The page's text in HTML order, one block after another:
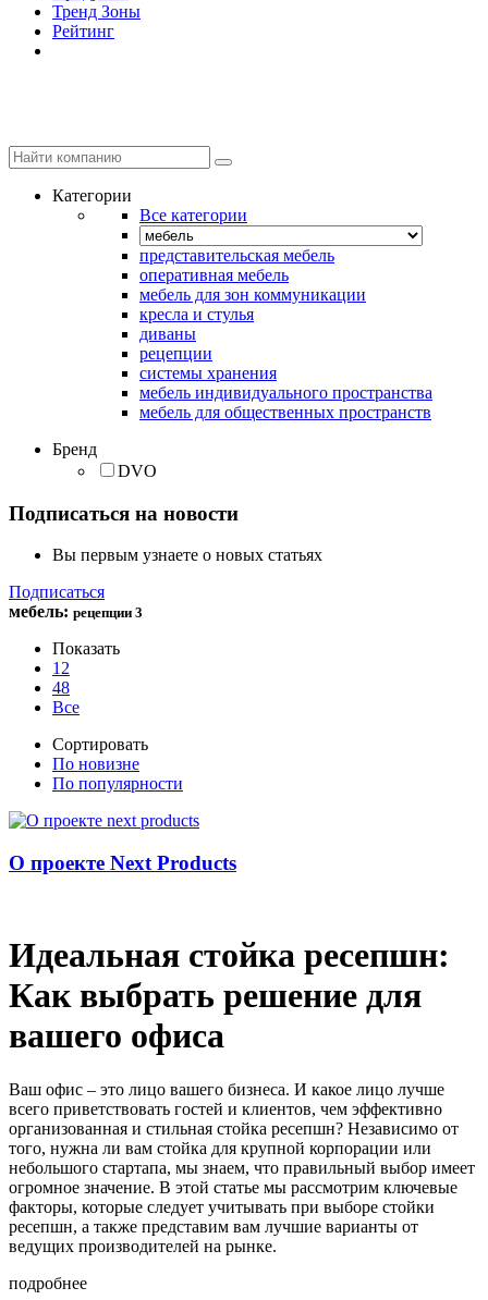
Тренд Зоны
Рейтинг
Категории
Все категории
представительская мебель
оперативная мебель
мебель для зон коммуникации
кресла и стулья
диваны
рецепции
системы хранения
мебель индивидуального пространства
мебель для общественных пространств
Бренд
DVO
Подписаться на новости
Вы первым узнаете о новых статьях
Подписаться
мебель: рецепции 3
Показать
12
48
Все
Сортировать
По новизне
По популярности
О проекте Next Products
Идеальная стойка ресепшн:
Как выбрать решение для
вашего офиса
Ваш офис – это лицо вашего бизнеса. И какое лицо лучше
всего приветствовать гостей и клиентов, чем эффективно
организованная и стильная стойка ресепшн? Независимо от
того, нужна ли вам стойка для крупной корпорации или
небольшого стартапа, мы знаем, что правильный выбор имеет
огромное значение. В этой статье мы рассмотрим ключевые
факторы, которые следует учитывать при выборе стойки
ресепшн, а также представим вам лучшие варианты от
ведущих производителей на рынке.
подробнее